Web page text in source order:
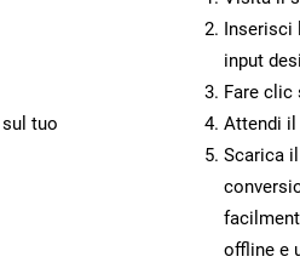
tuo
Inserisci
input
Fare clic
Attendi il
Scarica
offline e